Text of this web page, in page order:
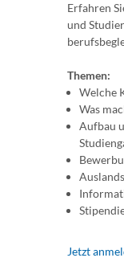
Erfahren
und
Themen:
Welche
Was
Aufbau
Jetzt